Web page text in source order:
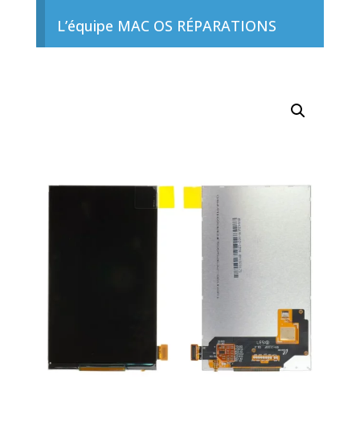
L’équipe MAC OS RÉPARATIONS